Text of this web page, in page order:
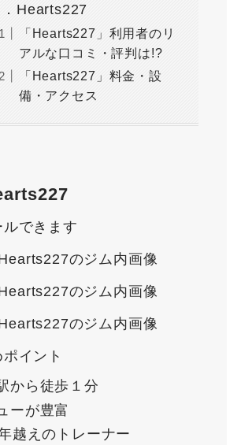
．Hearts227
「Hearts227」利用者のリ
アルな口コミ・評判は!?
「Hearts227」料金・設
備・アクセス
できます
イント
から徒歩１分
ーが豊富
越えのトレーナー